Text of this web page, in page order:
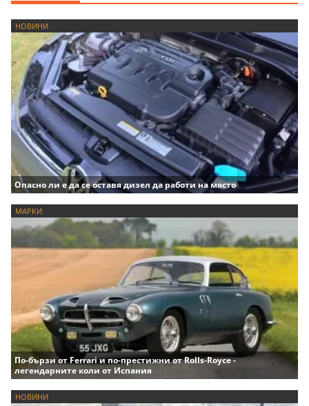
НОВИНИ
Опасно ли е да се оставя дизел да работи на място
МАРКИ
По-бързи от Ferrari и по-престижни от Rolls-Royce -
легендарните коли от Испания
НОВИНИ